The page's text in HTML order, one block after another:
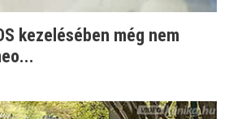
kezelésében még nem